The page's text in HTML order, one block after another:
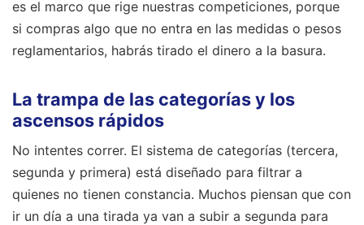
es el marco que rige nuestras competiciones, porque
si compras algo que no entra en las medidas o pesos
reglamentarios, habrás tirado el dinero a la basura.
La trampa de las categorías y los
ascensos rápidos
No intentes correr. El sistema de categorías (tercera,
segunda y primera) está diseñado para filtrar a
quienes no tienen constancia. Muchos piensan que con
ir un día a una tirada ya van a subir a segunda para